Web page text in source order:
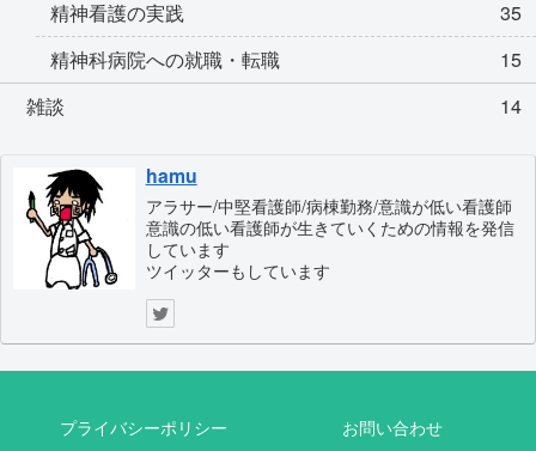
精神看護の実践
35
精神科病院への就職・転職
15
雑談
14
hamu
アラサー/中堅看護師/病棟勤務/意識が低い看護師
意識の低い看護師が生きていくための情報を発信
しています
ツイッターもしています
プライバシーポリシー
お問い合わせ